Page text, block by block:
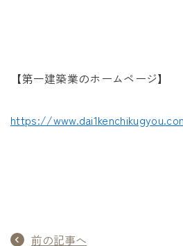
【第一建築業のホームページ】
https://
前の記事へ